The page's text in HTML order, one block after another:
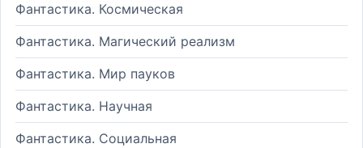
Фантастика. Космическая
Фантастика. Магический реализм
Фантастика. Мир пауков
Фантастика. Научная
Фантастика. Социальная